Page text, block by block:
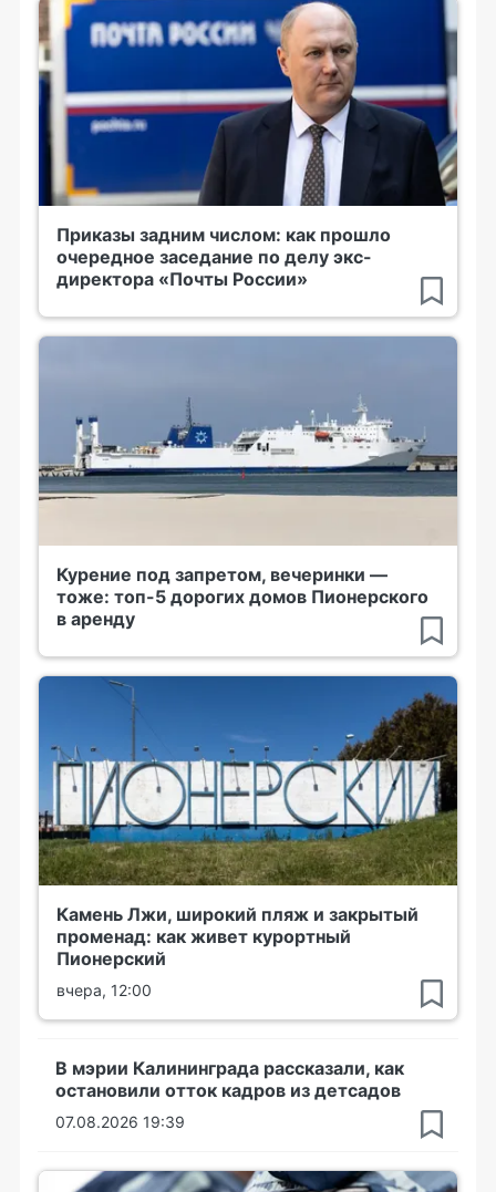
Приказы задним числом: как прошло
очередное заседание по делу экс-
директора «Почты России»
Курение под запретом, вечеринки —
тоже: топ-5 дорогих домов Пионерского
в аренду
Камень Лжи, широкий пляж и закрытый
променад: как живет курортный
Пионерский
вчера, 12:00
В мэрии Калининграда рассказали, как
остановили отток кадров из детсадов
07.08.2026 19:39